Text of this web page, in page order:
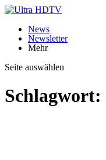
News
Newsletter
Mehr
Seite auswählen
Schlagwort: